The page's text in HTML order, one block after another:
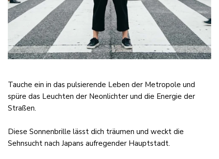
Tauche ein in das pulsierende Leben der Metropole und
spüre das Leuchten der Neonlichter und die Energie der
Straßen.
Diese Sonnenbrille lässt dich träumen und weckt die
Sehnsucht nach Japans aufregender Hauptstadt.